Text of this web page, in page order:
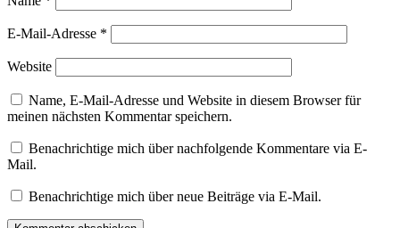
E-Mail-Adresse *
Website
Name, E-Mail-Adresse und Website in diesem Browser für
meinen nächsten Kommentar speichern.
Benachrichtige mich über nachfolgende Kommentare via E-
Mail.
Benachrichtige mich über neue Beiträge via E-Mail.